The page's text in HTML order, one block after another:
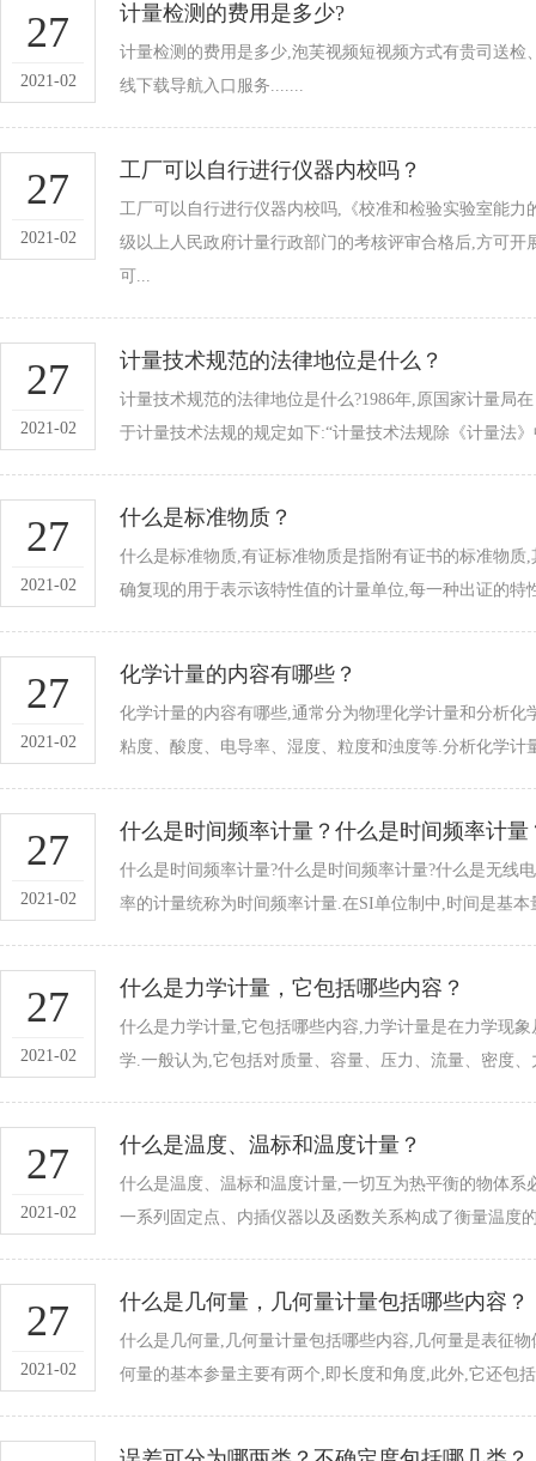
27
2021-02
计量检测的费用是多少?
计量检测的费用是多少,泡芙视频短视频方式有贵司送检
线下载导航入口服务.......
27
2021-02
工厂可以自行进行仪器内校吗？
工厂可以自行进行仪器内校吗,《校准和检验实验室能
级以上人民政府计量行政部门的考核评审合格后,方可
可...
27
2021-02
计量技术规范的法律地位是什么？
计量技术规范的法律地位是什么?1986年,原国家计量局
于计量技术法规的规定如下:“计量技术法规除《计量法
27
2021-02
什么是标准物质？
什么是标准物质,有证标准物质是指附有证书的标准物
确复现的用于表示该特性值的计量单位,每一种出证的
27
2021-02
化学计量的内容有哪些？
化学计量的内容有哪些,通常分为物理化学计量和分析化
粘度、酸度、电导率、湿度、粒度和浊度等.分析
27
2021-02
什么是时间频率计量？什么是时间频率计量
什么是时间频率计量?什么是时间频率计量?什么是无线
率的计量统称为时间频率计量.在SI单位制中,时间是基
27
2021-02
什么是力学计量，它包括哪些内容？
什么是力学计量,它包括哪些内容,力学计量是在力学现
学.一般认为,它包括对质量、容量、压力、流量、密
27
2021-02
什么是温度、温标和温度计量？
什么是温度、温标和温度计量,一切互为热平衡的物体
一系列固定点、内插仪器以及函数关系构成了衡量温
27
2021-02
什么是几何量，几何量计量包括哪些内容？
什么是几何量,几何量计量包括哪些内容,几何量是表征物
何量的基本参量主要有两个,即长度和角度,此外,它还包括一